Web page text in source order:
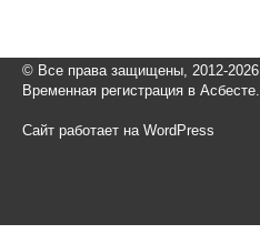
© Все права защищены, 2012-2026
Временная регистрация в Асбесте.
Сайт работает на WordPress